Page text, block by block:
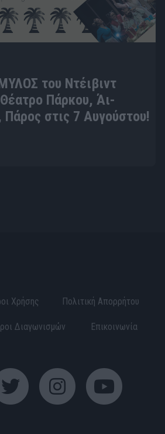
του Ντέιβιντ
Πάρκου, Άι-
Πάρος στις 7 Αυγούστου!
Χρήσης Πολιτική Απορρήτου
Διαγωνισμών Επικοινωνία